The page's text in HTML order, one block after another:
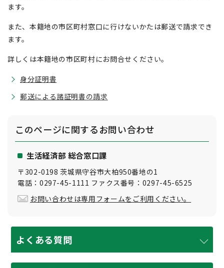
ます。
また、本籍地の市区町村窓口に行けないかたは郵送で請求でき
ます。
詳しくは本籍地の市区町村にお問合せください。
身分証明書
郵送による諸証明書の請求
このページに関するお問い合わせ
生活経済部 総合窓口課
〒302-0198 茨城県守谷市大柏950番地の1
電話：0297-45-1111 ファクス番号：0297-45-6525
お問い合わせは専用フォームをご利用ください。
よくある質問